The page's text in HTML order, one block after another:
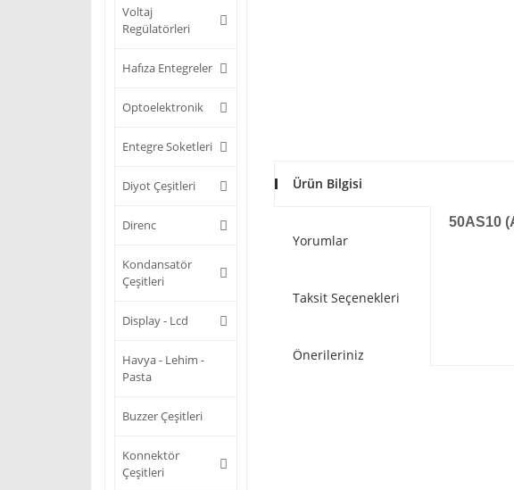
Voltaj
Regülatörleri
Hafıza Entegreler
Optoelektronik
Entegre Soketleri
Diyot Çeşitleri
Direnc
Kondansatör
Çeşitleri
Display - Lcd
Havya - Lehim -
Pasta
Buzzer Çeşitleri
Konnektör
Çeşitleri
Ürün Bilgisi
Yorumlar
Taksit Seçenekleri
Önerileriniz
50AS10